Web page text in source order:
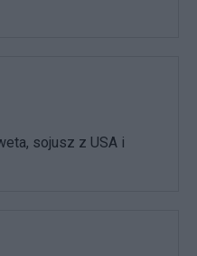
sojusz z USA i